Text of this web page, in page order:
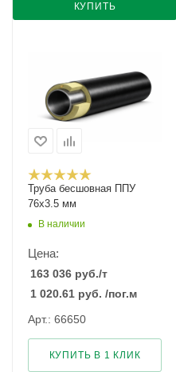
КУПИТЬ
Труба бесшовная ППУ
76х3.5 мм
В наличии
Цена:
163 036 руб./т
1 020.61 руб. /пог.м
Арт.: 66650
КУПИТЬ В 1 КЛИК